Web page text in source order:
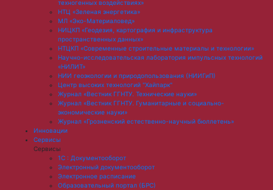
техногенных воздействиях»
НТЦ «Зеленая энергетика»
МЛ «Эко-Материаловед»
НИЦКП «Геодезия, картография и инфраструктура
пространственных данных»
НТЦКП «Современные строительные материалы и технологии»
Научно-исследовательская лаборатория импульсных технологий
«НИЛИТ»
НИИ геоэкологии и природопользования (НИИГиП)
Центр высоких технологий "Хайпарк"
Журнал «Вестник ГГНТУ. Технические науки»
Журнал «Вестник ГГНТУ. Гуманитарные и социально-
экономические науки»
Журнал «Грозненский естественно-научный бюллетень»
Инновации
Сервисы
Сервисы
1С : Документооборот
Электронный документооборот
Электронное расписание
Образовательный портал (БРС)